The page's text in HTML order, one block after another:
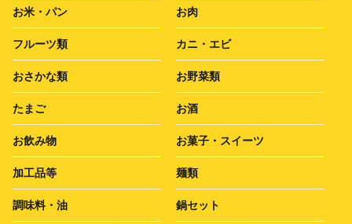
お米・パン お肉
フルーツ類 カニ・エビ
おさかな類 お野菜類
たまご お酒
お飲み物 お菓子・スイーツ
加工品等 麺類
調味料・油 鍋セット